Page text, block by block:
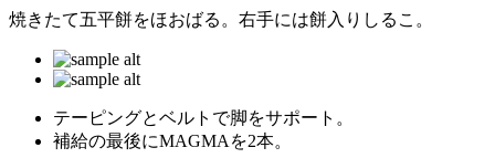
焼きたて五平餅をほおばる。右手には餅入りしるこ。
テーピングとベルトで脚をサポート。
補給の最後にMAGMAを2本。